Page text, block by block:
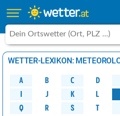
WETTER-LEXIKON:
A B C D
J K L
Q
R S T